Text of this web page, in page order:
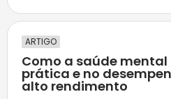
ARTIGO
Como a saúde
prática e no
alto rendimento